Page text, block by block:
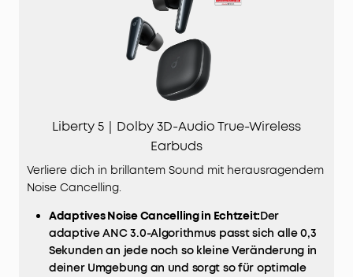
Liberty 5｜Dolby 3D-Audio True-Wireless
Earbuds
Verliere dich in brillantem Sound mit herausragendem
Noise Cancelling.
AdaptivesNoiseCancelling in Echtzeit:Der
adaptive ANC 3.0-Algorithmus passt sich alle 0,3
Sekunden an jede noch so kleine Veränderung in
deiner Umgebung an und sorgt so für optimale